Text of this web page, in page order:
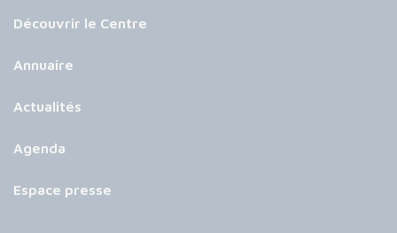
Découvrir le Centre
Annuaire
Actualités
Agenda
Espace presse